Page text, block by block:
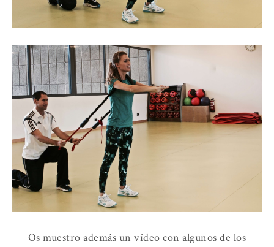
Os muestro además un vídeo con algunos de los